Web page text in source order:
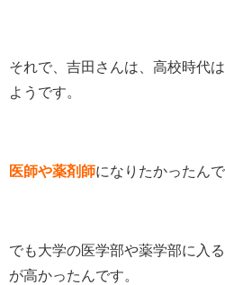
それで、吉田さんは、高校時代
ようです。
医師や薬剤師になりたかったんで
でも大学の医学部や薬学部に入
が高かったんです。